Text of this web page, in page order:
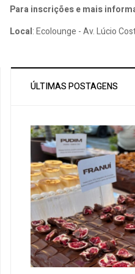
Para inscrições e mais
Local: Ecolounge - Av. Lúcio
ÚLTIMAS POSTAGENS